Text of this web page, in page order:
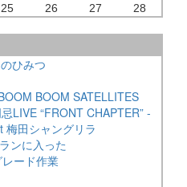
25 26 27 28
ひみつ
BOOM SATELLITES
LIVE “FRONT CHAPTER” -
梅田シャングリラ
ンに入った
ード作業